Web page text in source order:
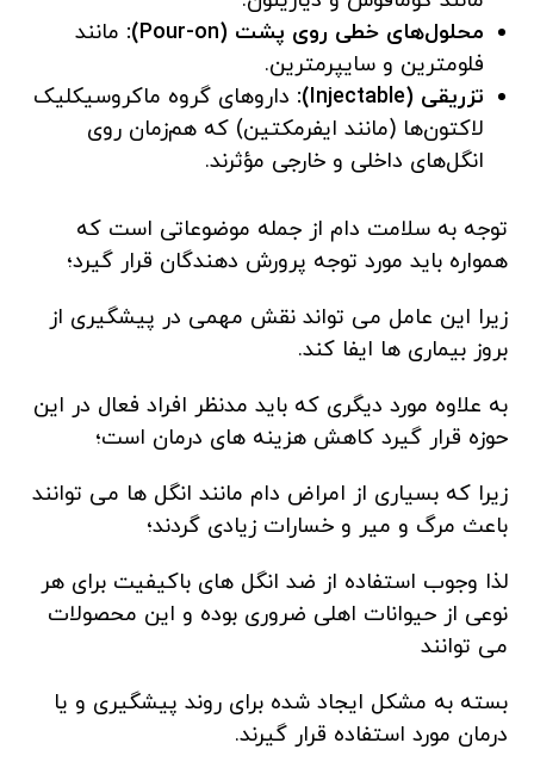
محلول‌های خطی روی پشت (Pour-on):
مانند
فلومترین و سایپرمترین.
تزریقی (Injectable):
داروهای گروه ماکروسیکلیک
لاکتون‌ها (مانند ایفرمکتین) که هم‌زمان روی
انگل‌های داخلی و خارجی مؤثرند.
توجه به سلامت دام از جمله موضوعاتی است که
همواره باید مورد توجه پرورش دهندگان قرار گیرد؛
زیرا این عامل می تواند نقش مهمی در پیشگیری از
بروز بیماری ها ایفا کند.
به علاوه مورد دیگری که باید مدنظر افراد فعال در این
حوزه قرار گیرد کاهش هزینه های درمان است؛
زیرا که بسیاری از امراض دام مانند انگل ها می توانند
باعث مرگ و میر و خسارات زیادی گردند؛
لذا وجوب استفاده از ضد انگل های باکیفیت برای هر
نوعی از حیوانات اهلی ضروری بوده و این محصولات
می توانند
بسته به مشکل ایجاد شده برای روند پیشگیری و یا
درمان مورد استفاده قرار گیرند.